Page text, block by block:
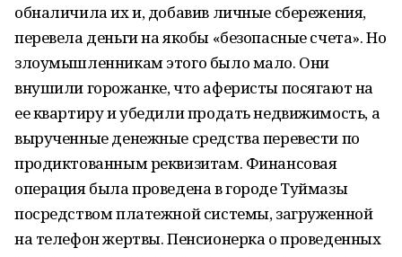
обналичила их и, добавив личные сбережения,
перевела деньги на якобы «безопасные счета». Но
злоумышленникам этого было мало. Они
внушили горожанке, что аферисты посягают на
ее квартиру и убедили продать недвижимость, а
вырученные денежные средства перевести по
продиктованным реквизитам. Финансовая
операция была проведена в городе Туймазы
посредством платежной системы, загруженной
на телефон жертвы. Пенсионерка о проведенных